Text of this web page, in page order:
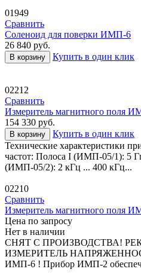
01949
Сравнить
Соленоид для поверки ИМП-6
26 840 руб.
В корзину Купить в один клик
02212
Сравнить
Измеритель магнитного поля
154 330 руб.
В корзину
Купить в один клик
Технические характеристики
частот: Полоса I (ИМП-05/1): 5
(ИМП-05/2): 2 кГц ... 400 кГц...
02210
Сравнить
Измеритель магнитного поля
Цена по запросу
Нет в наличии
СНЯТ С ПРОИЗВОДСТВА!
ИЗМЕРИТЕЛЬ
ИМП-6 ! Прибор ИМП-2